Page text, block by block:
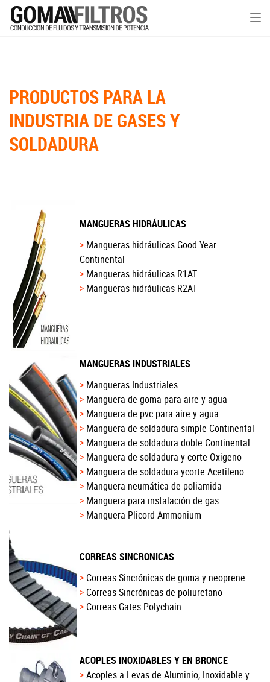
PRODUCTOS PARA LA
INDUSTRIA DE GASES Y
SOLDADURA
MANGUERAS HIDRÁULICAS
Mangueras hidráulicas Good Year
Continental
Mangueras hidráulicas R1AT
Mangueras hidráulicas R2AT
MANGUERAS INDUSTRIALES
Mangueras Industriales
Manguera de goma para aire y agua
Manguera de pvc para aire y agua
Manguera de soldadura simple Continental
Manguera de soldadura doble Continental
Manguera de soldadura y corte Oxigeno
Manguera de soldadura ycorte Acetileno
Manguera neumática de poliamida
Manguera para instalación de gas
Manguera Plicord Ammonium
CORREAS SINCRONICAS
Correas Sincrónicas de goma y neoprene
Correas Sincrónicas de poliuretano
Correas Gates Polychain
ACOPLES INOXIDABLES Y EN BRONCE
Acoples a Levas de Aluminio, Inoxidable y